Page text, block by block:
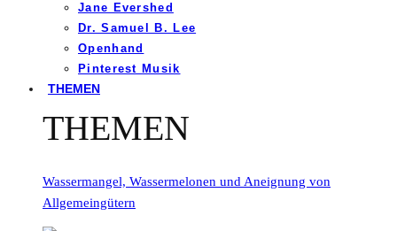
Jane Evershed
Dr. Samuel B. Lee
Openhand
Pinterest Musik
THEMEN
THEMEN
Wassermangel, Wassermelonen und Aneignung von
Allgemeingütern